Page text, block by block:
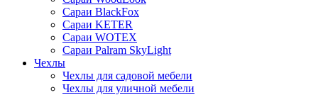
Сараи BlackFox
Сараи KETER
Сараи WOTEX
Сараи Palram SkyLight
Чехлы
Чехлы для садовой мебели
Чехлы для уличной мебели